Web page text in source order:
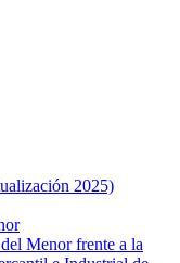
2025)
Menor frente a la